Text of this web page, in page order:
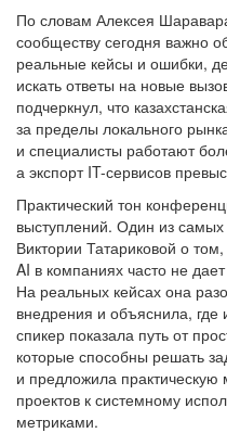
По словам Алексея
сообществу сегодня важно
реальные кейсы и ошибки,
искать ответы на новые
подчеркнул, что
за пределы локального
и специалисты работают
а экспорт IT-сервисов
Практический тон
выступлений. Один из
Виктории Татариковой о
AI в компаниях часто не
На реальных кейсах она
внедрения и объяснила, где
спикер показала путь от
которые способны решать
и предложила
проектов к системному
метриками.